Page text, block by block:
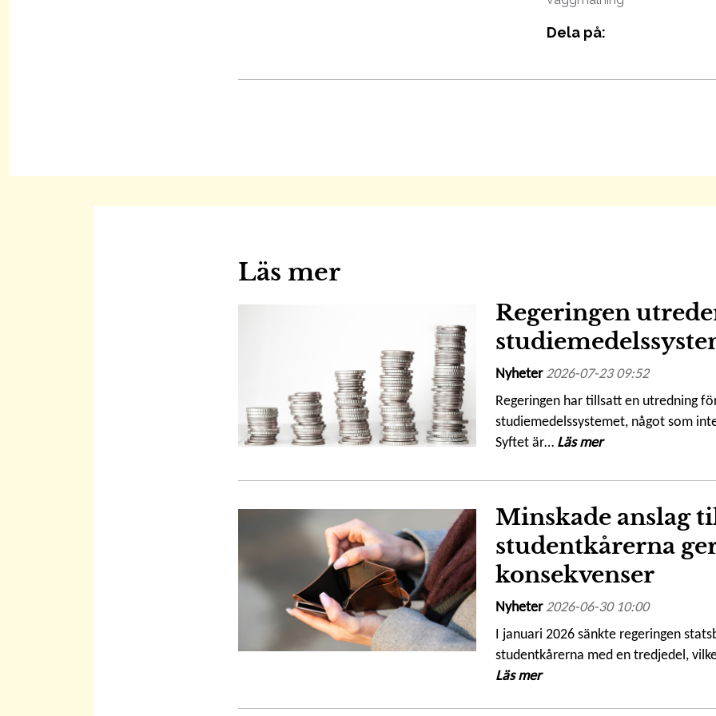
Dela på:
Läs mer
Regeringen
Nyheter 2026-07-23 09:52
Regeringen har tillsatt en utredning
studiemedelssystemet, något som
Syftet är… Läs mer
Minskade anslag
studentkårerna
konsekvenser
Nyheter 2026-06-30 10:00
I januari 2026 sänkte regeringen
studentkårerna med en tredjedel,
Läs mer